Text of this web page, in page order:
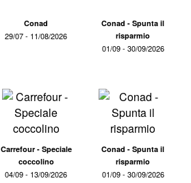
Conad
29/07 - 11/08/2026
Conad - Spunta il
risparmio
01/09 - 30/09/2026
Carrefour - Speciale
coccolino
04/09 - 13/09/2026
Conad - Spunta il
risparmio
01/09 - 30/09/2026